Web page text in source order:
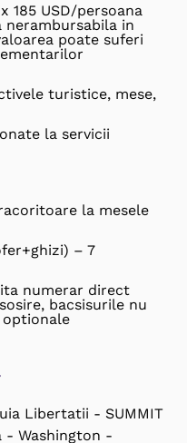
185 USD/persoana
in
poate suferi
turistice, mese,
la servicii
la mesele
– 7
numerar direct
bacsisurile nu
optionale
Libertatii - SUMMIT
- Washington -